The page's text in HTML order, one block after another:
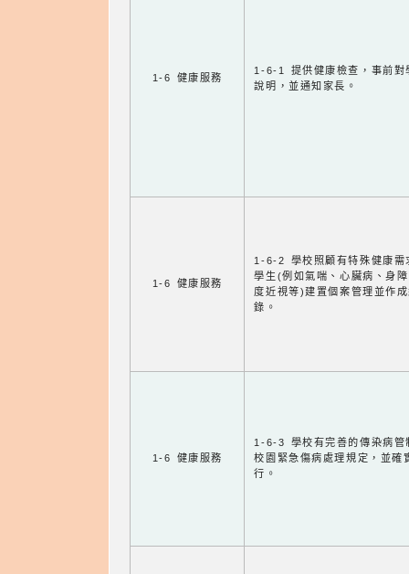
1-6 健康服務
1-6-1 提供健康檢查，事前對
說明，並通知家長。
1-6 健康服務
1-6-2 學校照顧有特殊健康需
學生(例如氣喘、心臟病、身
度近視等)建置個案管理並作
錄。
1-6 健康服務
1-6-3 學校有完善的傳染病管
校園緊急傷病處理規定，並確
行。